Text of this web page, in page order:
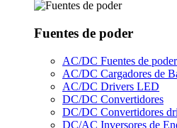
Fuentes de poder
AC/DC Fuentes de poder
AC/DC Cargadores de
AC/DC Drivers LED
DC/DC Convertidores
DC/DC Convertidores
DC/AC Inversores de